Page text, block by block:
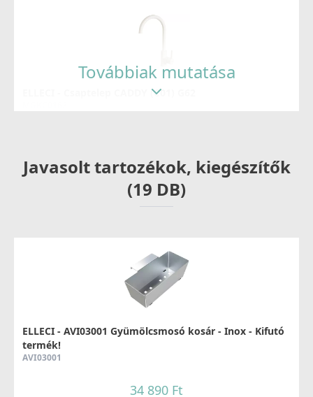
ELLECI - Csaptelep CADDY (C01) G62
Részletek
ELLECI - Csaptelep Shell Plus (C02) G62
54 990 Ft
Továbbiak mutatása
Javasolt tartozékok, kiegészítők
(19 DB)
ELLECI - AVI03001 Gyümölcsmosó kosár - Inox - Kifutó
termék!
AVI03001
34 890 Ft